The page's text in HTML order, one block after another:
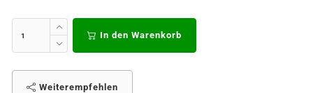
In den Warenkorb
Weiterempfehlen